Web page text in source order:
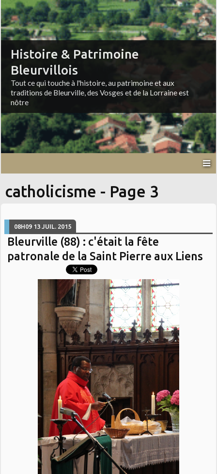
Histoire & Patrimoine
Bleurvillois
Tout ce qui touche à l'histoire, au patrimoine et aux
traditions de Bleurville, des Vosges et de la Lorraine est
nôtre
catholicisme - Page 3
08H09 13 JUIL. 2015
Bleurville (88) : c'était la fête
patronale de la Saint Pierre aux Liens